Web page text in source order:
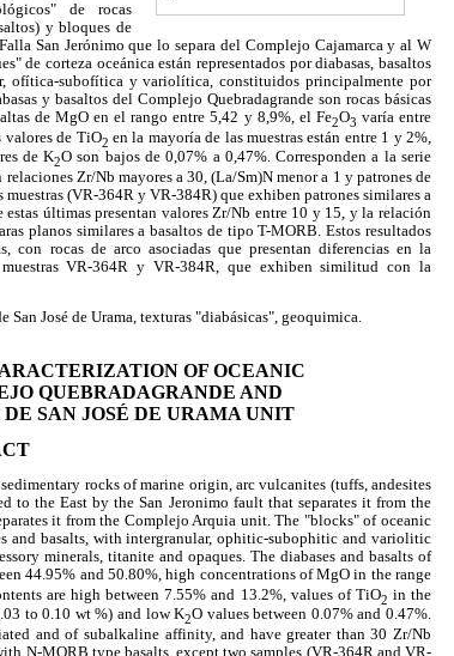
de rocas
y bloques de
San Jerónimo que lo separa del Complejo Cajamarca y al W
corteza oceánica están representados por diabasas, basaltos
ofítica-subofítica y variolítica, constituidos principalmente por
y basaltos del Complejo Quebradagrande son rocas básicas
de MgO en el rango entre 5,42 y 8,9%, el Fe2O3 varía entre
valores de TiO2 en la mayoría de las muestras están entre 1 y 2%,
de K2O son bajos de 0,07% a 0,47%. Corresponden a la serie
Zr/Nb mayores a 30, (La/Sm)N menor a 1 y patrones de
(VR-364R y VR-384R) que exhiben patrones similares a
estas últimas presentan valores Zr/Nb entre 10 y 15, y la relación
planos similares a basaltos de tipo T-MORB. Estos resultados
con rocas de arco asociadas que presentan diferencias en la
VR-364R y VR-384R, que exhiben similitud con la
José de Urama, texturas "diabásicas", geoquimica.
OF OCEANIC
QUEBRADAGRANDE AND
SAN JOSÉ DE URAMA UNIT
rocks of marine origin, arc vulcanites (tuffs, andesites
to the East by the San Jeronimo fault that separates it from the
it from the Complejo Arquia unit. The "blocks" of oceanic
and basalts, with intergranular, ophitic-subophitic and variolitic
minerals, titanite and opaques. The diabases and basalts of
44.95% and 50.80%, high concentrations of MgO in the range
are high between 7.55% and 13.2%, values of TiO2 in the
to 0.10 wt %) and low K2O values between 0.07% and 0.47%.
and of subalkaline affinity, and have greater than 30 Zr/Nb
N-MORB type basalts, except two samples (VR-364R and VR-